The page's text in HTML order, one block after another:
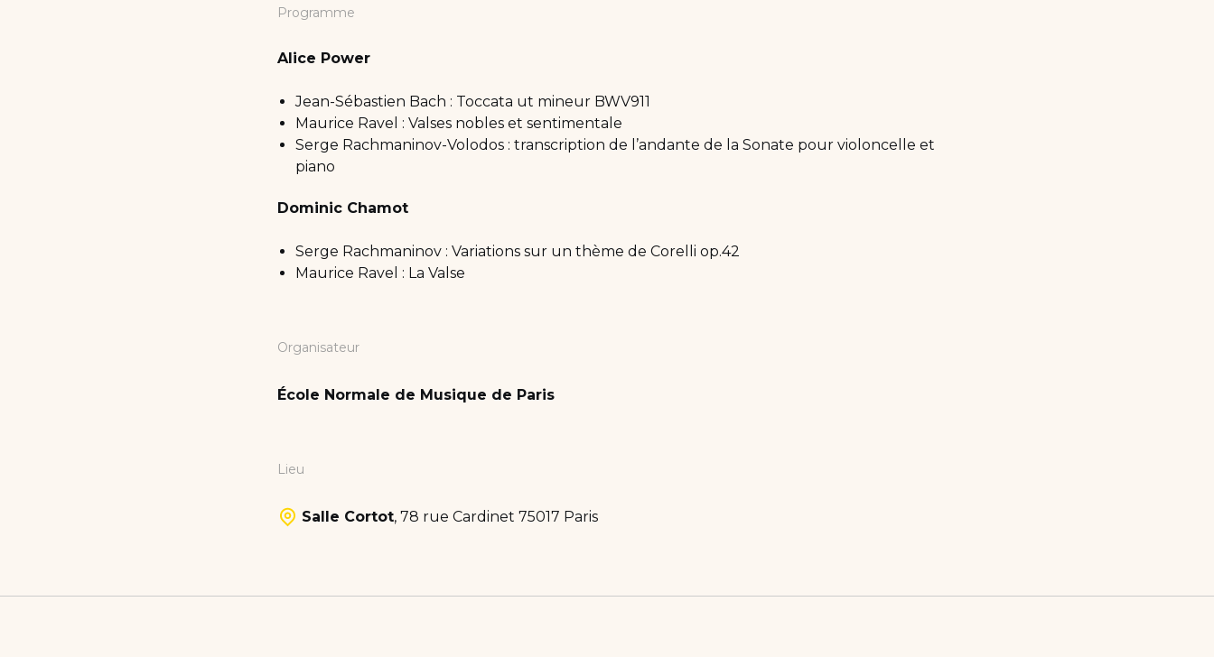
Programme
Alice Power
Jean-Sébastien Bach : Toccata ut mineur BWV911
Maurice Ravel : Valses nobles et sentimentale
Serge Rachmaninov-Volodos : transcription de l’andante de la Sonate pour violoncelle et
piano
Dominic Chamot
Serge Rachmaninov : Variations sur un thème de Corelli op.42
Maurice Ravel : La Valse
Organisateur
École Normale de Musique de Paris
Lieu
Salle Cortot, 78 rue Cardinet 75017 Paris